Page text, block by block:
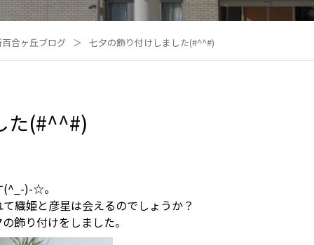
合ヶ丘ブログ ＞ 七夕の飾り付けしました(#^^#)
た(#^^#)
(^_-)-☆。
織姫と彦星は会えるのでしょうか？
飾り付けをしました。